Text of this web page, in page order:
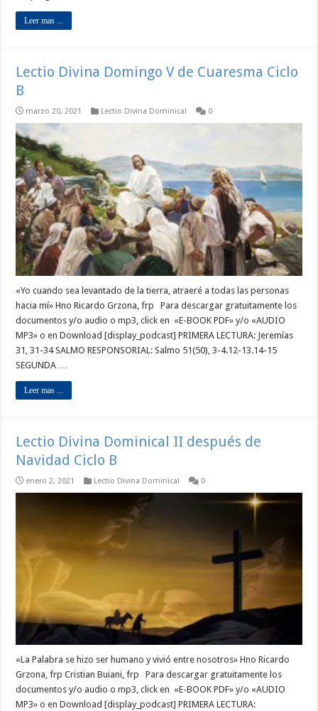
Leer mas ...
Lectio Divina Domingo V de Cuaresma Ciclo
B
marzo 20, 2021 Lectio Divina Dominical 0
«Yo cuando sea levantado de la tierra, atraeré a todas las personas
hacia mí» Hno Ricardo Grzona, frp Para descargar gratuitamente los
documentos y/o audio o mp3, click en «E-BOOK PDF» y/o «AUDIO
MP3» o en Download [display_podcast] PRIMERA LECTURA: Jeremías
31, 31-34 SALMO RESPONSORIAL: Salmo 51(50), 3-4.12-13.14-15
SEGUNDA …
Leer mas ...
Lectio Divina Dominical II después de
Navidad Ciclo B
enero 2, 2021 Lectio Divina Dominical 0
«La Palabra se hizo ser humano y vivió entre nosotros» Hno Ricardo
Grzona, frp Cristian Buiani, frp Para descargar gratuitamente los
documentos y/o audio o mp3, click en «E-BOOK PDF» y/o «AUDIO
MP3» o en Download [display_podcast] PRIMERA LECTURA: